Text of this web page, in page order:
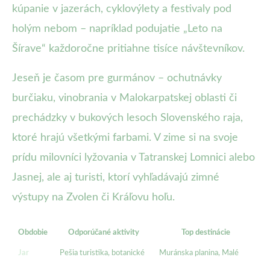
kúpanie v jazerách, cyklovýlety a festivaly pod
holým nebom – napríklad podujatie „Leto na
Šírave“ každoročne pritiahne tisíce návštevníkov.
Jeseň je časom pre gurmánov – ochutnávky
burčiaku, vinobrania v Malokarpatskej oblasti či
prechádzky v bukových lesoch Slovenského raja,
ktoré hrajú všetkými farbami. V zime si na svoje
prídu milovníci lyžovania v Tatranskej Lomnici alebo
Jasnej, ale aj turisti, ktorí vyhľadávajú zimné
výstupy na Zvolen či Kráľovu hoľu.
Obdobie Odporúčané aktivity Top destinácie
Jar
Pešia turistika, botanické
Muránska planina, Malé